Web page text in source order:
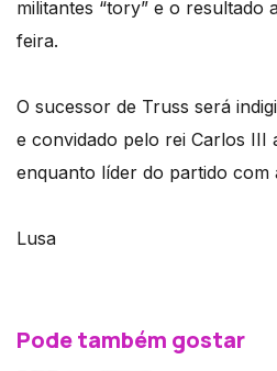
militantes “tory” e o resultado
feira.
O sucessor de Truss será
e convidado pelo rei Carlos III
enquanto líder do partido com
Lusa
Pode também gostar